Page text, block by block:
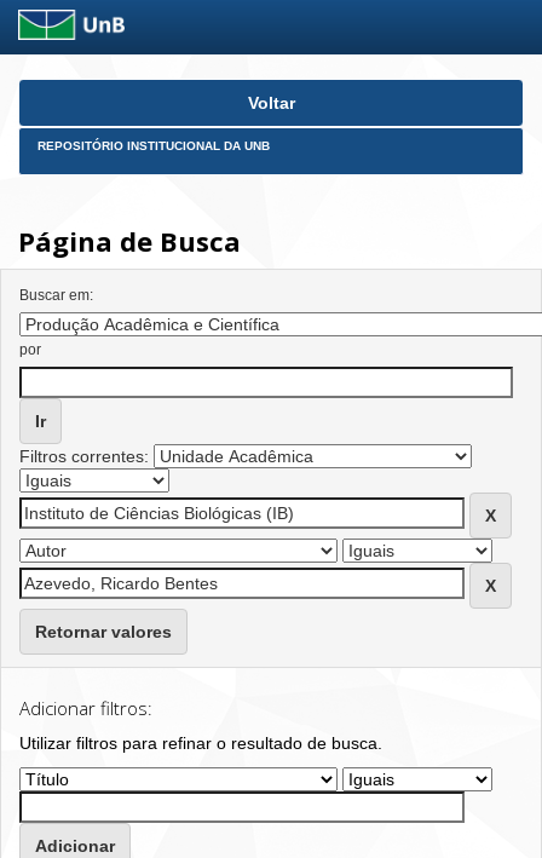
Skip
Voltar
REPOSITÓRIO INSTITUCIONAL DA UNB
Página de Busca
Buscar em:
por
Filtros correntes:
Retornar valores
Adicionar filtros:
Utilizar filtros para refinar o resultado de busca.